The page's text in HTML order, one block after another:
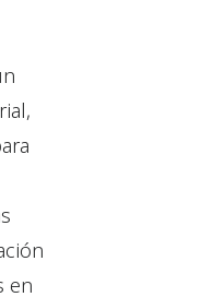
en